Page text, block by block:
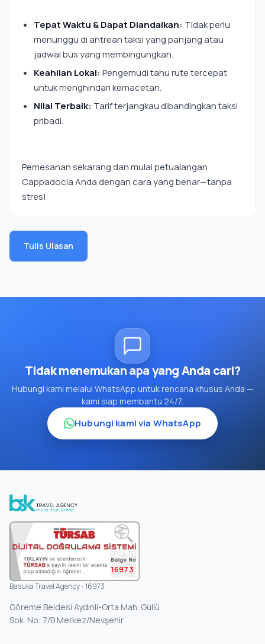
Tepat Waktu & Dapat Diandalkan: Tidak perlu
menunggu di antrean taksi yang panjang atau
jadwal bus yang membingungkan.
Keahlian Lokal: Pengemudi tahu rute tercepat
untuk menghindari kemacetan.
Nilai Terbaik: Tarif terjangkau dibandingkan taksi
pribadi.
Pemesanan sekarang dan mulai petualangan
Cappadocia Anda dengan cara yang benar—tanpa
stres!
Tulis Ulasan
Tidak menemukan apa yang Anda cari?
Hubungi kami melalui WhatsApp untuk rencana khusus Anda —
kami siap membantu 24/7.
Hubungi kami via WhatsApp
16973
Basuka Travel Agency - 16973
Göreme Beldesi Aydınli-Orta Mah. Güllü
Sok. No: 7/B Merkez/Nevşehir